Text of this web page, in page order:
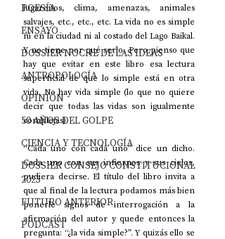
POESÍA
ENSAYO
DOSSIER NOCHE DE LAS IDEAS
ANTROPOLOGÍA
OPINIÓN
50 AÑOS DEL GOLPE
CIENCIA Y TECNOLOGÍA
DOSSIER CONSEJO CONSTITUCIONAL
2023
FUTURO ANTERIOR
PODCAST
lugareños, clima, amenazas, animales
salvajes, etc., etc., etc. La vida no es simple
ni en la ciudad ni al costado del Lago Baikal.
Y no tiene por qué serlo. Pero pienso que
hay que evitar en este libro esa lectura
superficial de que lo simple está en otra
vida. No hay vida simple (lo que no quiere
decir que todas las vidas son igualmente
complejas).
“Cada uno con cada uno” dice un dicho.
Cada uno con sus infiernos y sus cielos,
pudiera decirse. El título del libro invita a
que al final de la lectura podamos más bien
ponerle signos de interrogación a la
afirmación del autor y quede entonces la
pregunta: “¿la vida simple?”. Y quizás ello se